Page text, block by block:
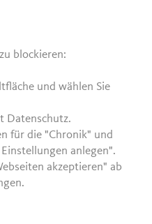
blockieren:
und wählen Sie
Datenschutz.
für die "Chronik" und
anlegen".
akzeptieren" ab